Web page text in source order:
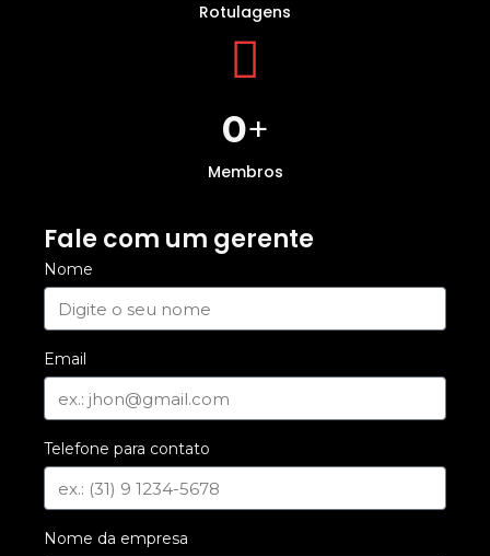
Rotulagens
0+
Membros
Fale com um gerente
Nome
Email
Telefone para contato
Nome da empresa